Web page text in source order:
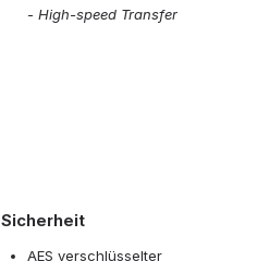
- High-speed Transfer
Sicherheit
AES verschlüsselter